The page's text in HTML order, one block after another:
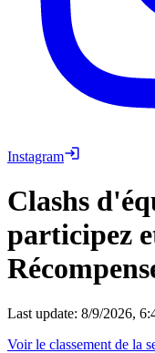
Instagram
Clashs
participez
Last update: 8/9/2026,
Voir le classement de la